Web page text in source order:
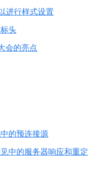
进行样式设置
头
会的亮点
的预连接源
中的服务器响应和重定